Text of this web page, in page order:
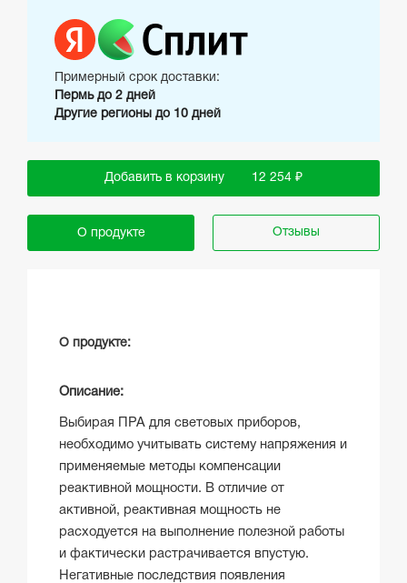
Примерный срок доставки:
Пермь до 2 дней
Другие регионы до 10 дней
Добавить в корзину 12 254 ₽
О продукте Отзывы
О продукте:
Описание:
Выбирая ПРА для световых приборов,
необходимо учитывать систему напряжения и
применяемые методы компенсации
реактивной мощности. В отличие от
активной, реактивная мощность не
расходуется на выполнение полезной работы
и фактически растрачивается впустую.
Негативные последствия появления